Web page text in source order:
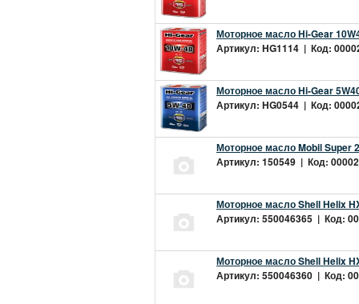
Моторное масло Hi-Gear
Артикул: HG1114 | Код:
Моторное масло Hi-Gear
Артикул: HG0544 | Код:
Моторное масло Mobil Super
Артикул: 150549 | Код:
Моторное масло Shell Helix
Артикул: 550046365 | Код:
Моторное масло Shell Helix
Артикул: 550046360 | Код: